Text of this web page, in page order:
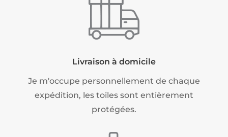
Livraison à domicile
Je m'occupe personnellement de chaque
expédition, les toiles sont entièrement
protégées.